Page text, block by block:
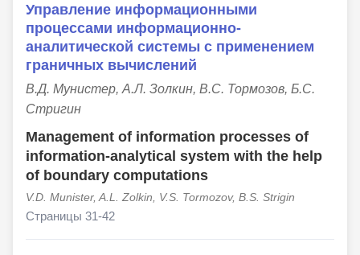
Управление информационными
процессами информационно-
аналитической системы с применением
граничных вычислений
В.Д. Мунистер, А.Л. Золкин, В.С. Тормозов, Б.С.
Стригин
Management of information processes of
information-analytical system with the help
of boundary computations
V.D. Munister, A.L. Zolkin, V.S. Tormozov, B.S. Strigin
Страницы 31-42